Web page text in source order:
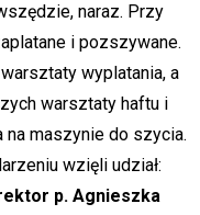
naraz. Przy
i pozszywane.
wyplatania, a
warsztaty haftu i
na maszynie do szycia.
wzięli udział:
p. Agnieszka